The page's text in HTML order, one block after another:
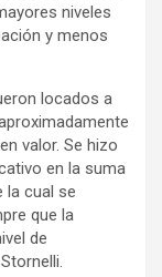
niveles
y menos
locados a
valor. Se hizo
en la suma
la cual se
que la
de